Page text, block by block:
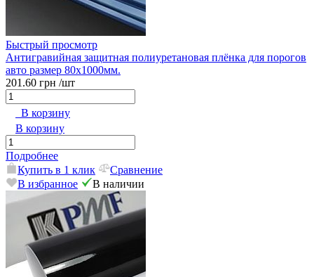
Быстрый просмотр
Антигравийная защитная полиуретановая плёнка для порогов
авто размер 80x1000мм.
201.60 грн /шт
В корзину
В корзину
Подробнее
Купить в 1 клик
Сравнение
В избранное
В наличии